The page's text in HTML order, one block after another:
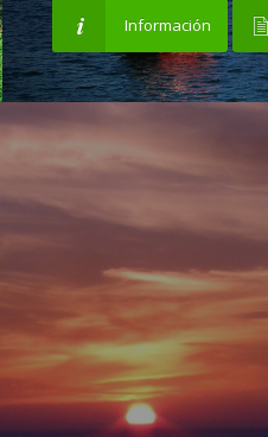
Información